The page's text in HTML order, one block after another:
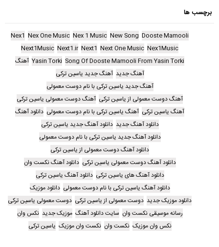
برچسب ها
Dooste Mamooli
New Song
Nex 1 Music
Nex One Music
Nex1
Nex1Music
Next One Music
Next1
Next1.ir
Next1Music
Song Of Dooste Mamooli From Yasin Torki
Yasin Torki آهنگ
آهنگ جدید آهنگ جدید یاسین ترکی
آهنگ جدید یاسین ترکی با نام دوست معمولی
آهنگ دوست معمولی از یاسین ترکی آهنگ دوست معمولی یاسین ترکی
آهنگ یاسین ترکی آهنگ یاسین ترکی با نام دوست معمولی دانلود آهنگ
دانلود آهنگ جدید دانلود آهنگ جدید یاسین ترکی
دانلود آهنگ جدید یاسین ترکی با نام دوست معمولی
دانلود آهنگ دوست معمولی از یاسین ترکی
دانلود آهنگ دوست معمولی یاسین ترکی دانلود آهنگ نکست وان
دانلود آهنگ های یاسین ترکی دانلود آهنگ یاسین ترکی
دانلود آهنگ یاسین ترکی با نام دوست معمولی دانلود موزیک
دانلود موزیک جدید دوست معمولی از یاسین ترکی دوست معمولی یاسین ترکی
رسانه موسیقی نکست وان سایت دانلود آهنگ موزیک جدید نکس وان
نکس وان موزیک نکست وان نکست وان موزیک یاسین ترکی